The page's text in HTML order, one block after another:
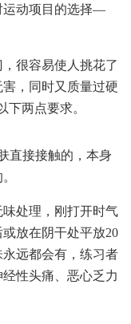
运动项目的选择—
很容易使人挑花了
，同时又质量过硬
下两点要求。
直接接触的，本身
处理，刚打开时气
放在阴干处平放20
远都会有，练习者
性头痛、恶心乏力